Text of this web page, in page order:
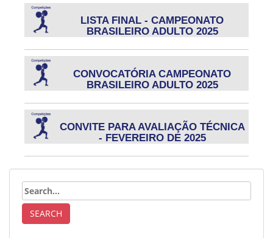
LISTA FINAL - CAMPEONATO
BRASILEIRO ADULTO 2025
CONVOCATÓRIA CAMPEONATO
BRASILEIRO ADULTO 2025
CONVITE PARA AVALIAÇÃO TÉCNICA
- FEVEREIRO DE 2025